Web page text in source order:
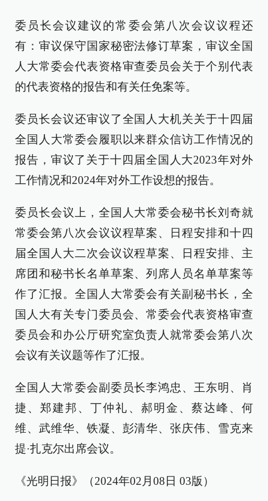
委员长会议建议的常委会第八次会议议程还
有：审议保守国家秘密法修订草案，审议全国
人大常委会代表资格审查委员会关于个别代表
的代表资格的报告和有关任免案等。
委员长会议还审议了全国人大机关关于十四届
全国人大常委会履职以来群众信访工作情况的
报告，审议了关于十四届全国人大2023年对外
工作情况和2024年对外工作设想的报告。
委员长会议上，全国人大常委会秘书长刘奇就
常委会第八次会议议程草案、日程安排和十四
届全国人大二次会议议程草案、日程安排、主
席团和秘书长名单草案、列席人员名单草案等
作了汇报。全国人大常委会有关副秘书长，全
国人大有关专门委员会、常委会代表资格审查
委员会和办公厅研究室负责人就常委会第八次
会议有关议题等作了汇报。
全国人大常委会副委员长李鸿忠、王东明、肖
捷、郑建邦、丁仲礼、郝明金、蔡达峰、何
维、武维华、铁凝、彭清华、张庆伟、雪克来
提·扎克尔出席会议。
《光明日报》（2024年02月08日 03版）